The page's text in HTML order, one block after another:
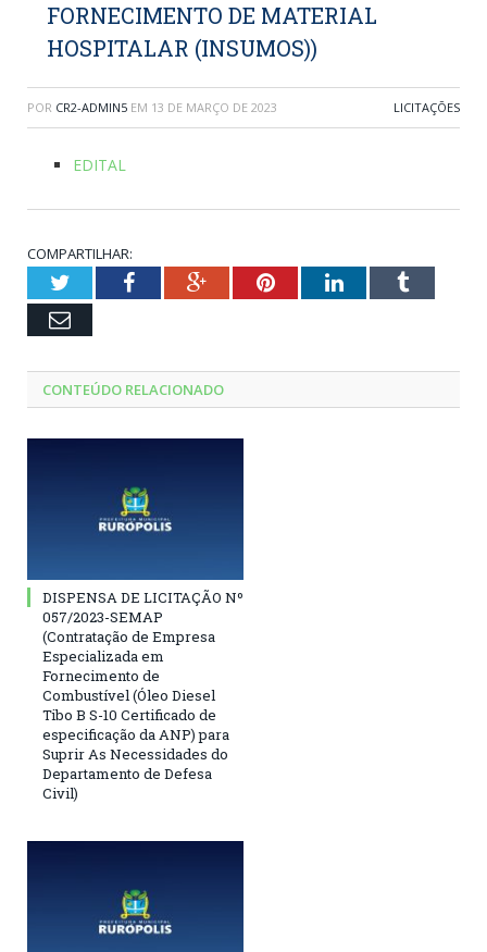
FORNECIMENTO DE MATERIAL
HOSPITALAR (INSUMOS))
POR CR2-ADMIN5 EM 13 DE MARÇO DE 2023 LICITAÇÕES
EDITAL
COMPARTILHAR:
TwitterFacebookGoogle+PinterestLinkedInTumblr
Email
CONTEÚDO RELACIONADO
DISPENSA DE LICITAÇÃO Nº
057/2023-SEMAP
(Contratação de Empresa
Especializada em
Fornecimento de
Combustível (Óleo Diesel
Tibo B S-10 Certificado de
especificação da ANP) para
Suprir As Necessidades do
Departamento de Defesa
Civil)